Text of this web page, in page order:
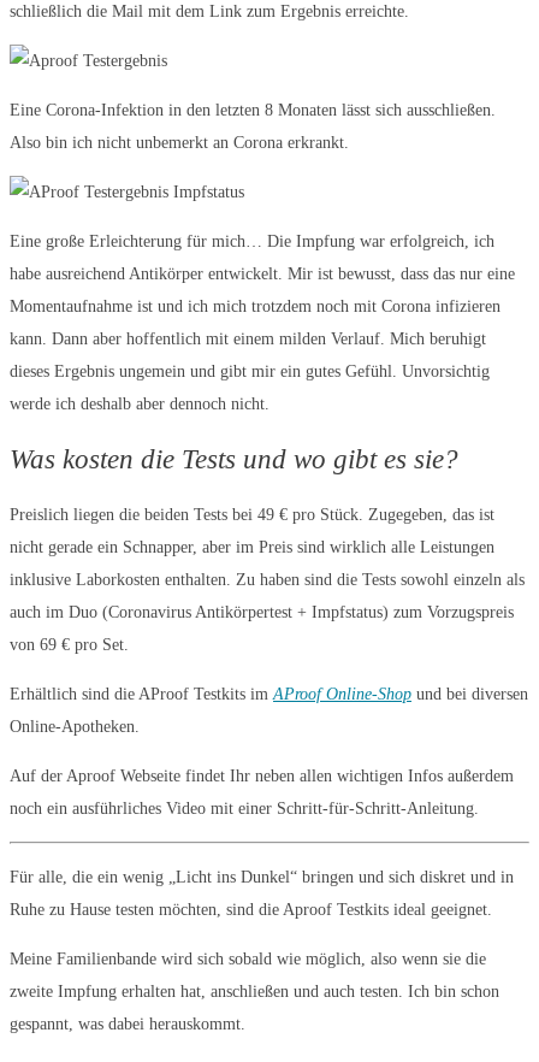
schließlich die Mail mit dem Link zum Ergebnis erreichte.
Eine Corona-Infektion in den letzten 8 Monaten lässt sich ausschließen.
Also bin ich nicht unbemerkt an Corona erkrankt.
Eine große Erleichterung für mich… Die Impfung war erfolgreich, ich
habe ausreichend Antikörper entwickelt. Mir ist bewusst, dass das nur eine
Momentaufnahme ist und ich mich trotzdem noch mit Corona infizieren
kann. Dann aber hoffentlich mit einem milden Verlauf. Mich beruhigt
dieses Ergebnis ungemein und gibt mir ein gutes Gefühl. Unvorsichtig
werde ich deshalb aber dennoch nicht.
Was kosten die Tests und wo gibt es sie?
Preislich liegen die beiden Tests bei 49 € pro Stück. Zugegeben, das ist
nicht gerade ein Schnapper, aber im Preis sind wirklich alle Leistungen
inklusive Laborkosten enthalten. Zu haben sind die Tests sowohl einzeln als
auch im Duo (Coronavirus Antikörpertest + Impfstatus) zum Vorzugspreis
von 69 € pro Set.
Erhältlich sind die AProof Testkits im AProof Online-Shop und bei diversen
Online-Apotheken.
Auf der Aproof Webseite findet Ihr neben allen wichtigen Infos außerdem
noch ein ausführliches Video mit einer Schritt-für-Schritt-Anleitung.
Für alle, die ein wenig „Licht ins Dunkel“ bringen und sich diskret und in
Ruhe zu Hause testen möchten, sind die Aproof Testkits ideal geeignet.
Meine Familienbande wird sich sobald wie möglich, also wenn sie die
zweite Impfung erhalten hat, anschließen und auch testen. Ich bin schon
gespannt, was dabei herauskommt.